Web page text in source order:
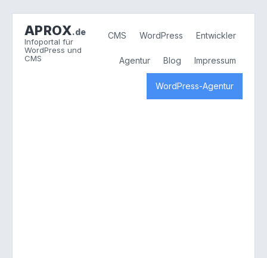
APROX.de
Infoportal für
WordPress und
CMS
CMS WordPress Entwickler
Agentur Blog Impressum
WordPress-Agentur